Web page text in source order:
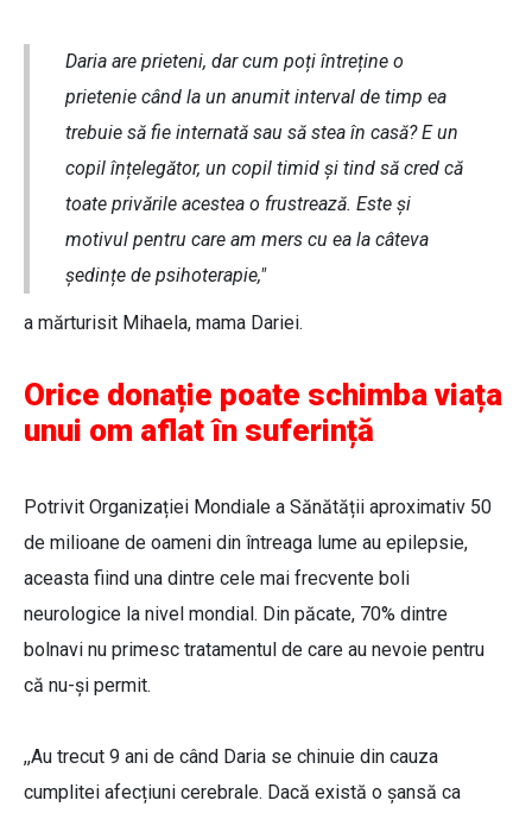
Daria are prieteni, dar cum poți întreține o
prietenie când la un anumit interval de timp ea
trebuie să fie internată sau să stea în casă? E un
copil înțelegător, un copil timid și tind să cred că
toate privările acestea o frustrează. Este și
motivul pentru care am mers cu ea la câteva
ședințe de psihoterapie,"
a mărturisit Mihaela, mama Dariei.
Orice donație poate schimba viața
unui om aflat în suferință
Potrivit Organizației Mondiale a Sănătății aproximativ 50
de milioane de oameni din întreaga lume au epilepsie,
aceasta fiind una dintre cele mai frecvente boli
neurologice la nivel mondial. Din păcate, 70% dintre
bolnavi nu primesc tratamentul de care au nevoie pentru
că nu-și permit.
,,Au trecut 9 ani de când Daria se chinuie din cauza
cumplitei afecțiuni cerebrale. Dacă există o șansă ca